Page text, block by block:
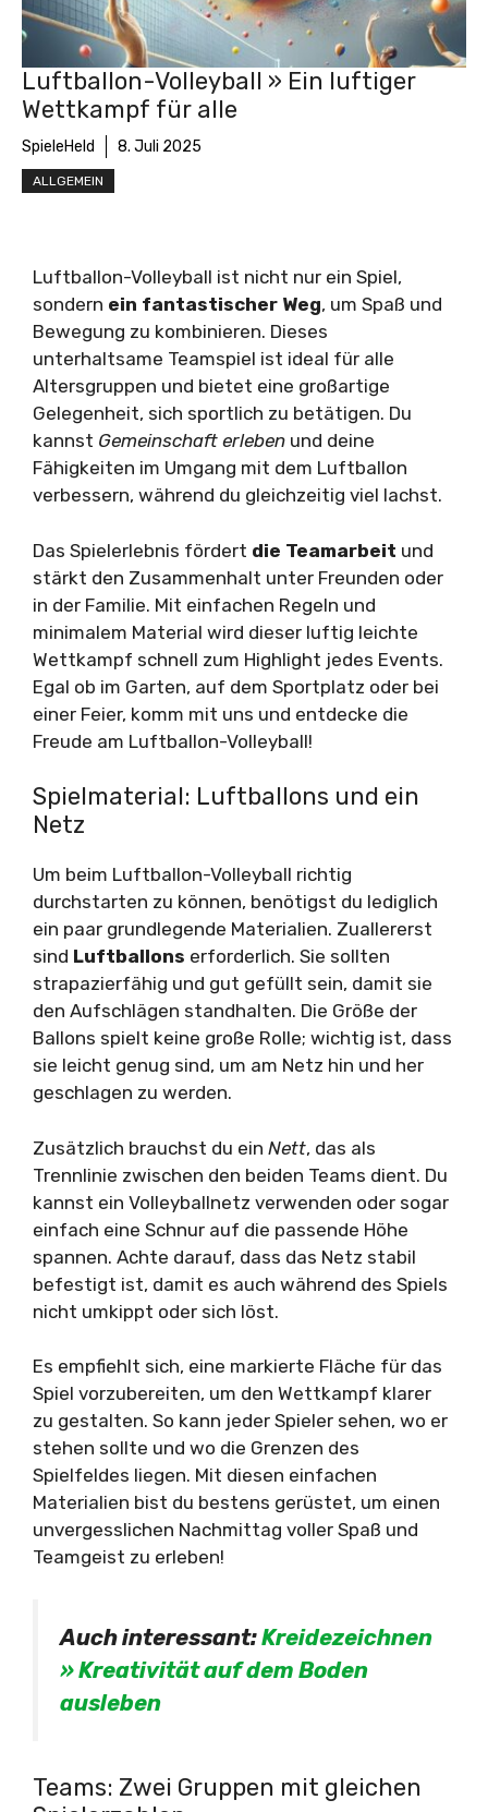
Luftballon-Volleyball » Ein luftiger
Wettkampf für alle
SpieleHeld 8. Juli 2025
ALLGEMEIN
Luftballon-Volleyball ist nicht nur ein Spiel,
sondern ein fantastischer Weg, um Spaß und
Bewegung zu kombinieren. Dieses
unterhaltsame Teamspiel ist ideal für alle
Altersgruppen und bietet eine großartige
Gelegenheit, sich sportlich zu betätigen. Du
kannst Gemeinschaft erleben und deine
Fähigkeiten im Umgang mit dem Luftballon
verbessern, während du gleichzeitig viel lachst.
Das Spielerlebnis fördert die Teamarbeit und
stärkt den Zusammenhalt unter Freunden oder
in der Familie. Mit einfachen Regeln und
minimalem Material wird dieser luftig leichte
Wettkampf schnell zum Highlight jedes Events.
Egal ob im Garten, auf dem Sportplatz oder bei
einer Feier, komm mit uns und entdecke die
Freude am Luftballon-Volleyball!
Spielmaterial: Luftballons und ein
Netz
Um beim Luftballon-Volleyball richtig
durchstarten zu können, benötigst du lediglich
ein paar grundlegende Materialien. Zuallererst
sind Luftballons erforderlich. Sie sollten
strapazierfähig und gut gefüllt sein, damit sie
den Aufschlägen standhalten. Die Größe der
Ballons spielt keine große Rolle; wichtig ist, dass
sie leicht genug sind, um am Netz hin und her
geschlagen zu werden.
Zusätzlich brauchst du ein Nett, das als
Trennlinie zwischen den beiden Teams dient. Du
kannst ein Volleyballnetz verwenden oder sogar
einfach eine Schnur auf die passende Höhe
spannen. Achte darauf, dass das Netz stabil
befestigt ist, damit es auch während des Spiels
nicht umkippt oder sich löst.
Es empfiehlt sich, eine markierte Fläche für das
Spiel vorzubereiten, um den Wettkampf klarer
zu gestalten. So kann jeder Spieler sehen, wo er
stehen sollte und wo die Grenzen des
Spielfeldes liegen. Mit diesen einfachen
Materialien bist du bestens gerüstet, um einen
unvergesslichen Nachmittag voller Spaß und
Teamgeist zu erleben!
Auch interessant:Kreidezeichnen
» Kreativität auf dem Boden
ausleben
Teams: Zwei Gruppen mit gleichen